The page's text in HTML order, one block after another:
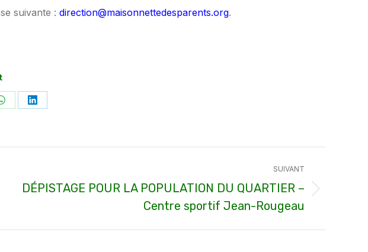
suivante : direction@maisonnettedesparents.org.
PartagerPartager
SUIVANT
DÉPISTAGE POUR LA POPULATION DU QUARTIER –
Centre sportif Jean-Rougeau